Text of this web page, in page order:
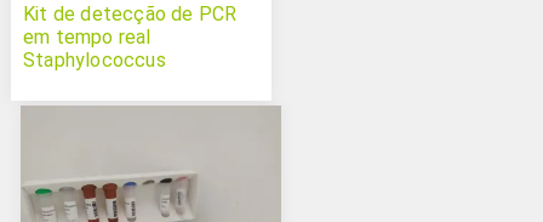
Kit de detecção de PCR
em tempo real
Staphylococcus